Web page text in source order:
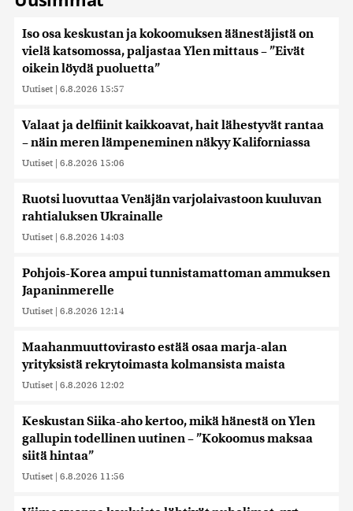
Iso osa keskustan ja kokoomuksen äänestäjistä on
vielä katsomossa, paljastaa Ylen mittaus – ”Eivät
oikein löydä puoluetta”
Uutiset | 6.8.2026 15:57
Valaat ja delfiinit kaikkoavat, hait lähestyvät rantaa
– näin meren lämpeneminen näkyy Kaliforniassa
Uutiset | 6.8.2026 15:06
Ruotsi luovuttaa Venäjän varjolaivastoon kuuluvan
rahtialuksen Ukrainalle
Uutiset | 6.8.2026 14:03
Pohjois-Korea ampui tunnistamattoman ammuksen
Japaninmerelle
Uutiset | 6.8.2026 12:14
Maahanmuuttovirasto estää osaa marja-alan
yrityksistä rekrytoimasta kolmansista maista
Uutiset | 6.8.2026 12:02
Keskustan Siika-aho kertoo, mikä hänestä on Ylen
gallupin todellinen uutinen – ”Kokoomus maksaa
siitä hintaa”
Uutiset | 6.8.2026 11:56